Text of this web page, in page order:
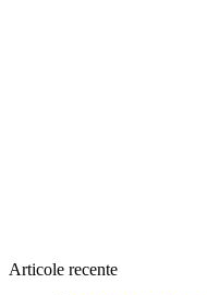
Articole recente